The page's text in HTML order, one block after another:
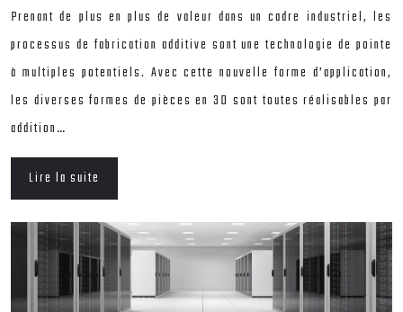
Prenant de plus en plus de valeur dans un cadre industriel, les
processus de fabrication additive sont une technologie de pointe
à multiples potentiels. Avec cette nouvelle forme d’application,
les diverses formes de pièces en 3D sont toutes réalisables par
addition…
Lire la suite